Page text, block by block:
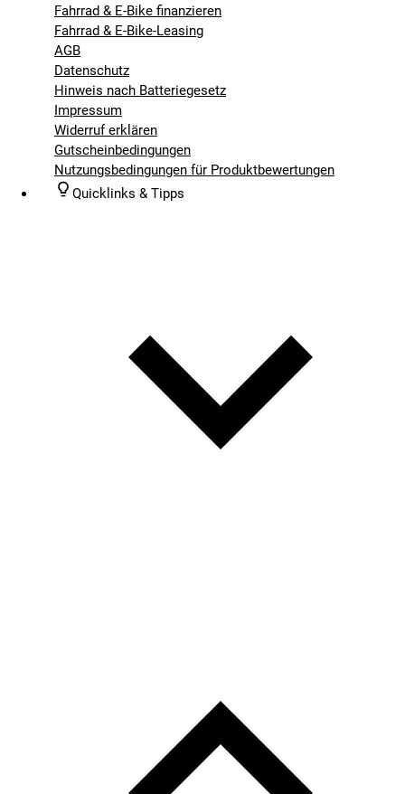
Fahrrad & E-Bike finanzieren
Fahrrad & E-Bike-Leasing
AGB
Datenschutz
Hinweis nach Batteriegesetz
Impressum
Widerruf erklären
Gutscheinbedingungen
Nutzungsbedingungen für Produktbewertungen
Quicklinks & Tipps